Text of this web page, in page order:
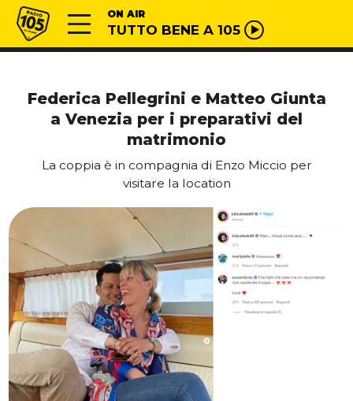
Vai al contenuto
Radio 105 ON AIR
TUTTO BENE A 105
Federica Pellegrini e Matteo Giunta
a Venezia per i preparativi del
matrimonio
La coppia è in compagnia di Enzo Miccio per
visitare la location